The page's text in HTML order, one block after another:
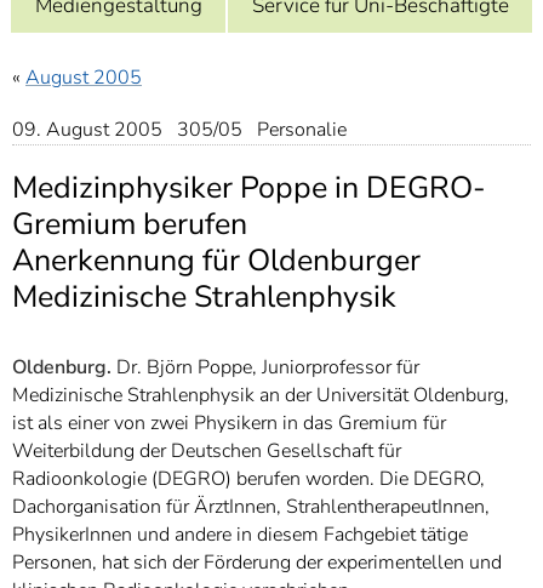
7]
Informationen zur
« August 2005
09. August 2005 305/05 Personalie
Medizinphysiker Poppe in DEGRO-
Gremium berufen
Anerkennung für Oldenburger
Medizinische Strahlenphysik
Oldenburg. Dr. Björn Poppe, Juniorprofessor für
Medizinische Strahlenphysik an der Universität Oldenburg,
ist als einer von zwei Physikern in das Gremium für
Weiterbildung der Deutschen Gesellschaft für
Radioonkologie (DEGRO) berufen worden. Die DEGRO,
Dachorganisation für ÄrztInnen, StrahlentherapeutInnen,
PhysikerInnen und andere in diesem Fachgebiet tätige
Personen, hat sich der Förderung der experimentellen und